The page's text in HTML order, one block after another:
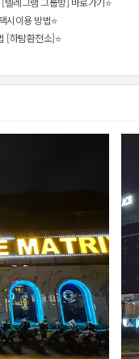
시이용 방법⭐️
[하탐환전소]⭐️